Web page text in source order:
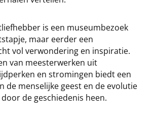
is een museumbezoek
maar eerder een
vol verwondering en inspiratie.
van meesterwerken uit
en stromingen biedt een
de menselijke geest en de evolutie
de geschiedenis heen.